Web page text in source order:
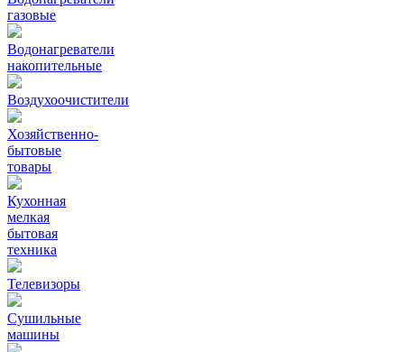
газовые
Водонагреватели
накопительные
Воздухоочистители
Хозяйственно-
бытовые
товары
Кухонная
мелкая
бытовая
техника
Телевизоры
Сушильные
машины